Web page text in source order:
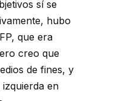
sí se
hubo
que era
creo que
de fines, y
en